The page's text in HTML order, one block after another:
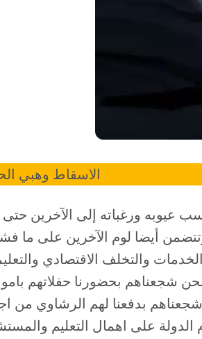
الاسقاط وهبي
عيوبه ورغباته إلى الآخرين
أيضا لوم الآخرين على ما
والتخلف الاقتصادي
شجعناهم بحضورنا حفلاتهم
بدفعنا لهم الرشاوي من اجل
الدولة على اهمال التعليم